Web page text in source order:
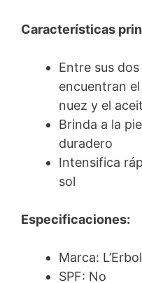
Características
Entre sus
encuentran
nuez y el
Brinda a la
duradero
Intensifica
sol
Especificaciones:
Marca:
SPF: No